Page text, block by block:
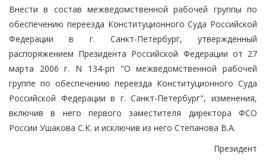
Внести в состав межведомственной рабочей группы по
обеспечению переезда Конституционного Суда Российской
Федерации в г. Санкт-Петербург, утвержденный
распоряжением Президента Российской Федерации от 27
марта 2006 г. N 134-рп "О межведомственной рабочей
группе по обеспечению переезда Конституционного Суда
Российской Федерации в г. Санкт-Петербург", изменения,
включив в него первого заместителя директора ФСО
России Ушакова С.К. и исключив из него Степанова В.А.
Президент